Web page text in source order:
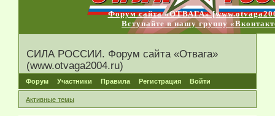
Форум сайта «ОТВАГА»
Вступайте в нашу группу
СИЛА РОССИИ. Форум сайта «Отвага»
(www.otvaga2004.ru)
Форум Участники Правила Регистрация Войти
Активные темы